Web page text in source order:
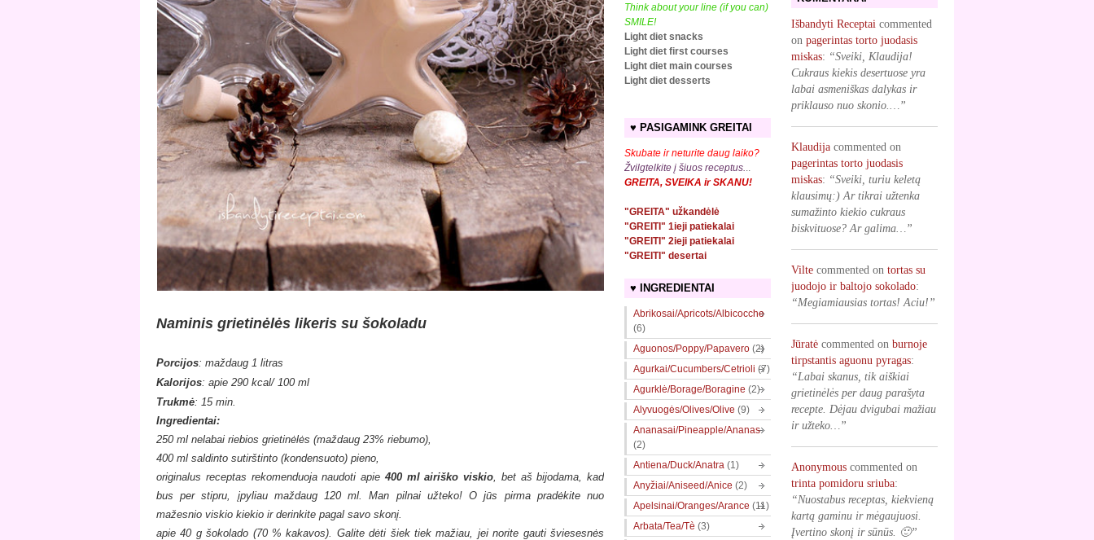
Naminis grietinėlės likeris su šokoladu
Porcijos: maždaug 1 litras
Kalorijos: apie 290 kcal/ 100 ml
Trukmė: 15 min.
Ingredientai:
250 ml nelabai riebios grietinėlės (maždaug 23% riebumo),
400 ml saldinto sutirštinto (kondensuoto) pieno,
originalus receptas rekomenduoja naudoti apie 400 ml airiško viskio , bet aš bijodama, kad
bus per stipru, įpyliau maždaug 120 ml. Man pilnai užteko! O jūs pirma pradėkite nuo
mažesnio viskio kiekio ir derinkite pagal savo skonį.
apie 40 g šokolado (70 % kakavos). Galite dėti šiek tiek mažiau, jei norite gauti šviesesnės
Išbandyti Receptai commented
on pagerintas torto juodasis
miskas: “Sveiki, Klaudija!
Cukraus kiekis desertuose yra
labai asmeniškas dalykas ir
priklauso nuo skonio.…”
Klaudija commented on
pagerintas torto juodasis
miskas: “Sveiki, turiu keletą
klausimų:) Ar tikrai užtenka
sumažinto kiekio cukraus
biskvituose? Ar galima…”
Vilte commented on tortas su
juodojo ir baltojo sokolado:
“Megiamiausias tortas! Aciu!”
Jūratė commented on burnoje
tirpstantis aguonu pyragas:
“Labai skanus, tik aiškiai
grietinėlės per daug parašyta
recepte. Dėjau dvigubai mažiau
ir užteko…”
Anonymous commented on
trinta pomidoru sriuba:
“Nuostabus receptas, kiekvieną
kartą gaminu ir mėgaujuosi.
Įvertino skonį ir sūnūs. 🙂”
Think about your line (if you can)
SMILE!
Light diet snacks
Light diet first courses
Light diet main courses
Light diet desserts
♥ PASIGAMINK GREITAI
Skubate ir neturite daug laiko?
Žvilgtelkite į šiuos receptus.
GREITA, SVEIKA ir SKANU!
"GREITA" užkandėlė
"GREITI" 1ieji patiekalai
"GREITI" 2ieji patiekalai
"GREITI" desertai
♥ INGREDIENTAI
Abrikosai/Apricots/Albicocche
(6)
Aguonos/Poppy/Papavero (2)
Agurkai/Cucumbers/Cetrioli (7)
Agurklė/Borage/Boragine (2)
Alyvuogės/Olives/Olive (9)
Ananasai/Pineapple/Ananas
(2)
Antiena/Duck/Anatra (1)
Anyžiai/Aniseed/Anice (2)
Apelsinai/Oranges/Arance (11)
Arbata/Tea/Tè (3)